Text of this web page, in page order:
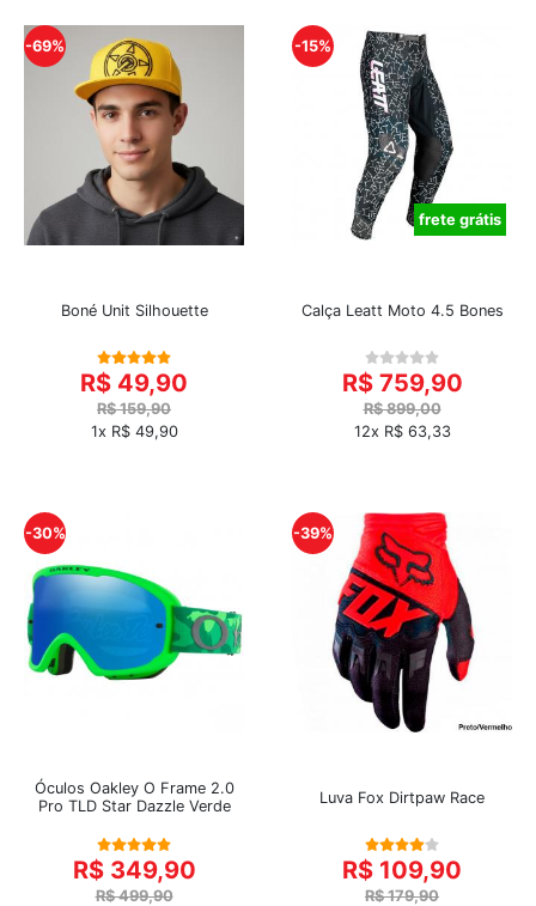
-69%
Boné Unit Silhouette
R$ 49,90
R$ 159,90
1x R$ 49,90
-15%
frete grátis
Calça Leatt Moto 4.5 Bones
R$ 759,90
R$ 899,00
12x R$ 63,33
-30%
Óculos Oakley O Frame 2.0
Pro TLD Star Dazzle Verde
R$ 349,90
R$ 499,90
-39%
Luva Fox Dirtpaw Race
R$ 109,90
R$ 179,90